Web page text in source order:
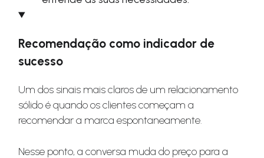
Recomendação como indicador de
sucesso
Um dos sinais mais claros de um relacionamento
sólido é quando os clientes começam a
recomendar a marca espontaneamente.
Nesse ponto, a conversa muda do preço para a